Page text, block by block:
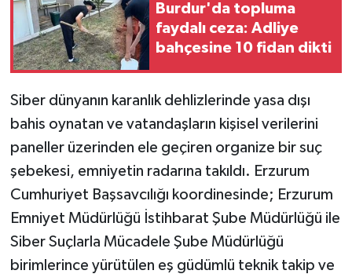
Burdur'da topluma
faydalı ceza: Adliye
bahçesine 10 fidan dikti
Siber dünyanın karanlık dehlizlerinde yasa dışı
bahis oynatan ve vatandaşların kişisel verilerini
paneller üzerinden ele geçiren organize bir suç
şebekesi, emniyetin radarına takıldı. Erzurum
Cumhuriyet Başsavcılığı koordinesinde; Erzurum
Emniyet Müdürlüğü İstihbarat Şube Müdürlüğü ile
Siber Suçlarla Mücadele Şube Müdürlüğü
birimlerince yürütülen eş güdümlü teknik takip ve